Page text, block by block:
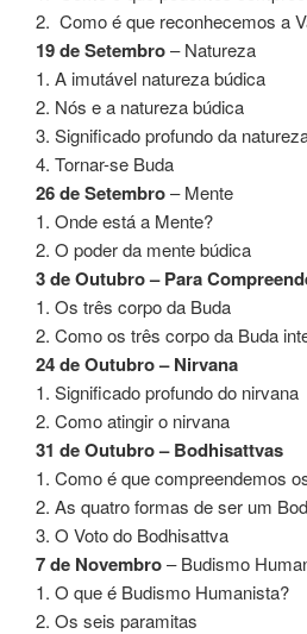
2. Como é que reconhecemos a
19 de Setembro– Natureza
1. A imutável natureza búdica
2. Nós e a natureza búdica
3. Significado profundo da
4. Tornar-se Buda
26 de Setembro– Mente
1. Onde está a Mente?
2. O poder da mente búdica
3 de Outubro – Para
1. Os três corpo da Buda
2. Como os três corpo da Buda
24 de Outubro – Nirvana
1. Significado profundo do nirvana
2. Como atingir o nirvana
31 de Outubro – Bodhisattvas
1. Como é que compreendemos
2. As quatro formas de ser um
3. O Voto do Bodhisattva
7 de Novembro– Budismo
1. O que é Budismo Humanista?
2. Os seis paramitas